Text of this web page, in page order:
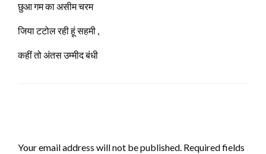
छुआ गम का असीम चरम
जिया टटोल रही हूं सहमी ,
कहीं तो अंतस उम्मीद बंधी
Your email address will not be published. Required fields